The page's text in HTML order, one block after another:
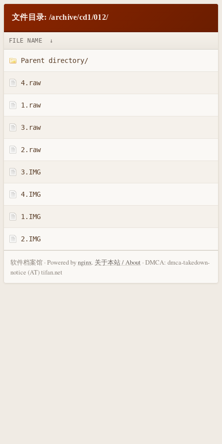
文件目录: /archive/cd1/012/
FILE NAME ↓
Parent directory/
4.raw
1.raw
3.raw
2.raw
3.IMG
4.IMG
1.IMG
2.IMG
软件档案馆 · Powered bynginx. 关于本站 / About · DMCA: dmca-takedown-
notice (AT) tifan.net